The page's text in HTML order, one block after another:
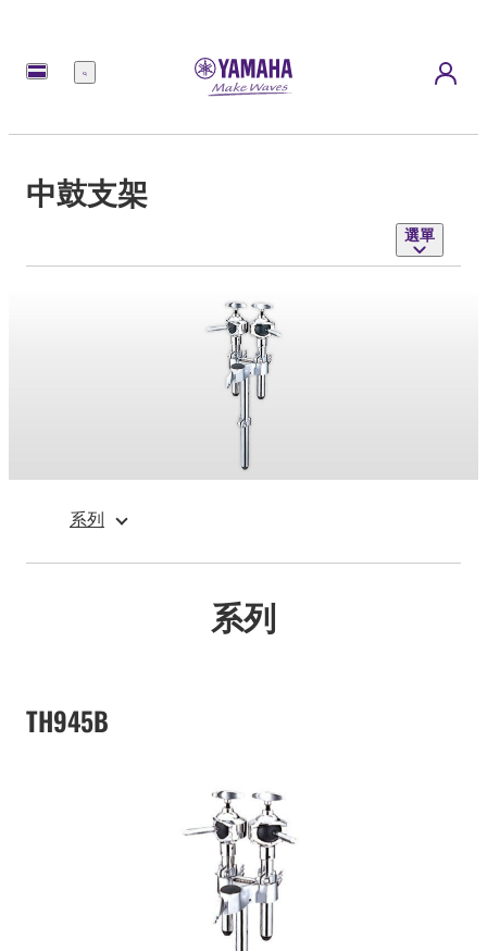
選
中鼓支架
選單
系列
系列
TH945B